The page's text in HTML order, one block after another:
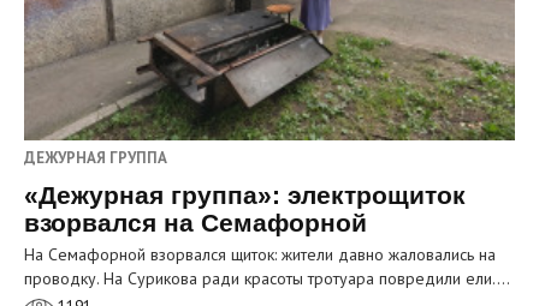
ДЕЖУРНАЯ ГРУППА
«Дежурная группа»: электрощиток
взорвался на Семафорной
На Семафорной взорвался щиток: жители давно жаловались на
проводку. На Сурикова ради красоты тротуара повредили ели.…